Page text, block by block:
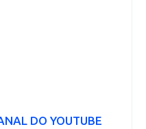
DO YOUTUBE